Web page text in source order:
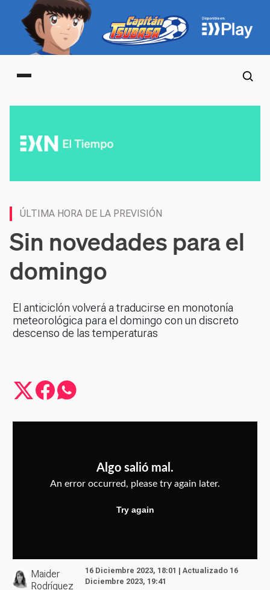
Main menu
ÚLTIMA HORA DE LA PREVISIÓN
Sin novedades para el
domingo
El anticiclón volverá a traducirse en monotonía
meteorológica para el domingo con un discreto
descenso de las temperaturas
Maider
Rodríguez
16 Diciembre 2023, 18:01 | Actualizado 16
Diciembre 2023, 19:41